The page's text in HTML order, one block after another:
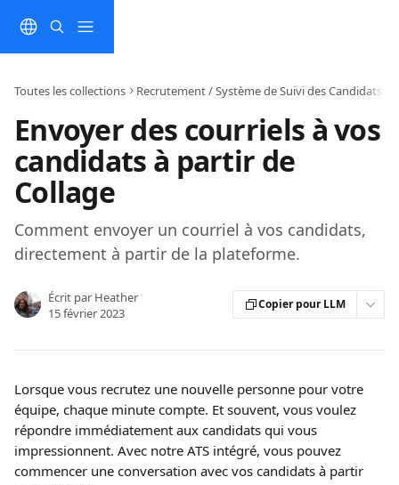
Toutes les collections Recrutement / Système de Suivi des Candidats
Envoyer des courriels à vos
candidats à partir de
Collage
Comment envoyer un courriel à vos candidats,
directement à partir de la plateforme.
Écrit par Heather
15 février 2023
Copier pour LLM
Lorsque vous recrutez une nouvelle personne pour votre
équipe, chaque minute compte. Et souvent, vous voulez
répondre immédiatement aux candidats qui vous
impressionnent. Avec notre ATS intégré, vous pouvez
commencer une conversation avec vos candidats à partir